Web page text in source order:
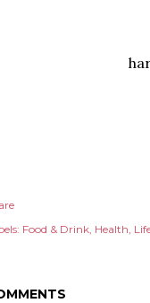
Food & Drink Health